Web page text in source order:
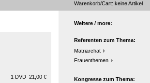
Warenkorb/Cart: keineArtikel
1 DVD 21,00 €
Weitere / more:
Referenten zum Thema:
Matriarchat
Frauenthemen
Kongresse zum Thema: